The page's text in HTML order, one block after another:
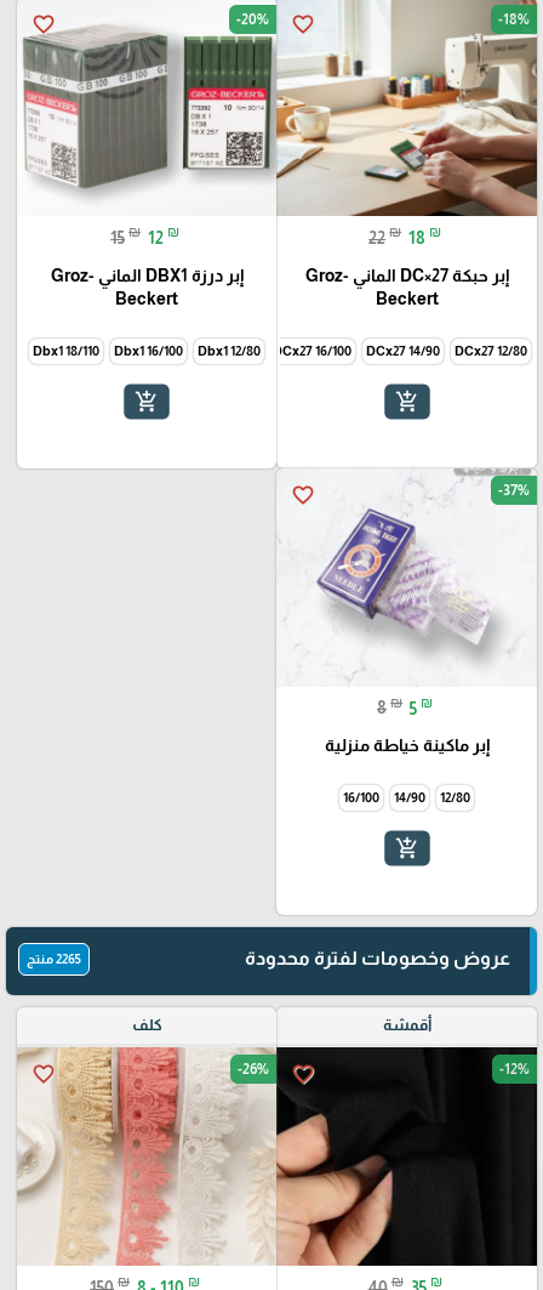
favorite_border -18%
22 ₪ 18 ₪
إبر حبكة DC×27 الماني Groz-
Beckert
DCx27 12/80
DCx27 14/90
DCx27 16/100
add_shopping_cart
favorite_border -20%
15 ₪ 12 ₪
إبر درزة DBX1 الماني Groz-
Beckert
Dbx1 12/80
Dbx1 16/100
Dbx1 18/110
add_shopping_cart
favorite_border -37%
8 ₪ 5 ₪
إبر ماكينة خياطة منزلية
12/80
14/90
16/100
add_shopping_cart
عروض وخصومات لفترة محدودة 2265 منتج
أقمشة
favorite_border -12%
₪ ₪
كلف
favorite_border -26%
₪ ₪